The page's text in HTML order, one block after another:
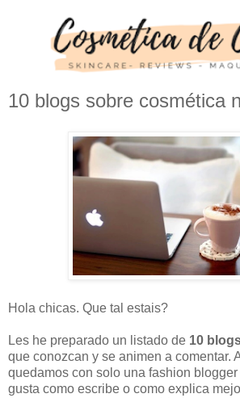
10 blogs sobre cosmética
Hola chicas. Que tal estais?
Les he preparado un listado de 10
que conozcan y se animen a comentar.
quedamos con solo una fashion
gusta como escribe o como explica